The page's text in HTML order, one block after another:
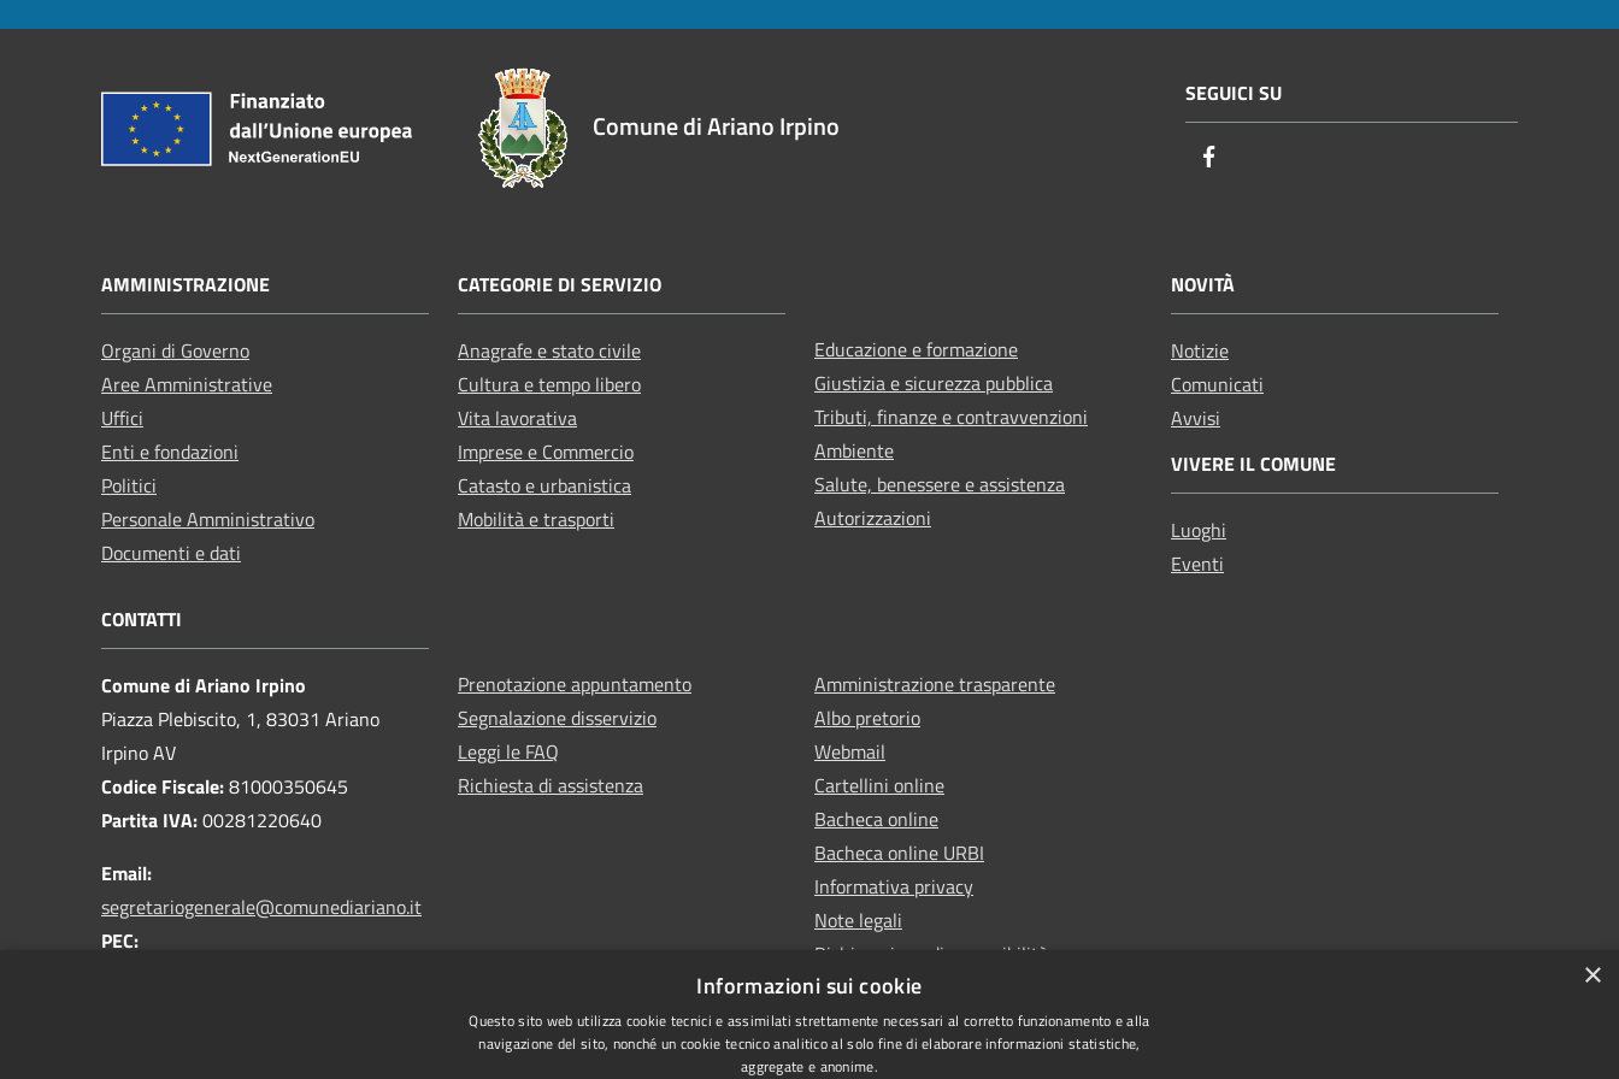
Comune di Ariano Irpino
SEGUICI SU
AMMINISTRAZIONE
Organi di Governo
Aree Amministrative
Uffici
Enti e fondazioni
Politici
Personale Amministrativo
Documenti e dati
CATEGORIE DI SERVIZIO
Anagrafe e stato civile
Cultura e tempo libero
Vita lavorativa
Imprese e Commercio
Catasto e urbanistica
Mobilità e trasporti
Educazione e formazione
Giustizia e sicurezza pubblica
Tributi, finanze e contravvenzioni
Ambiente
Salute, benessere e assistenza
Autorizzazioni
NOVITÀ
Notizie
Comunicati
Avvisi
VIVERE IL COMUNE
Luoghi
Eventi
CONTATTI
Comune di Ariano Irpino
Piazza Plebiscito, 1, 83031 Ariano
Irpino AV
Codice Fiscale:81000350645
Partita IVA:00281220640
Email:
segretariogenerale@comunediariano.it
PEC:
Prenotazione appuntamento
Segnalazione disservizio
Leggi le FAQ
Richiesta di assistenza
Amministrazione trasparente
Albo pretorio
Webmail
Cartellini online
Bacheca online
Bacheca online URBI
Informativa privacy
Note legali
Dichiarazione di accessibilità
×
Informazioni sui cookie
Questo sito web utilizza cookie tecnici e assimilati strettamente necessari al corretto funzionamento e alla
navigazione del sito, nonché un cookie tecnico analitico al solo fine di elaborare informazioni statistiche,
aggregate e anonime.